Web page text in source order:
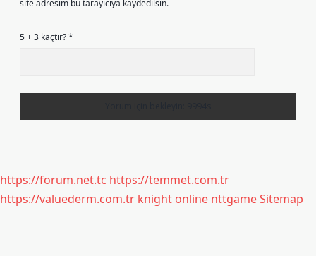
site adresim bu tarayıcıya kaydedilsin.
5 + 3 kaçtır?*
https://forum.net.tc https://temmet.com.tr
https://valuederm.com.tr knight online nttgameSitemap